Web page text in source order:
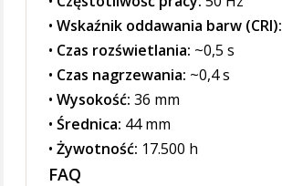
•Wskaźnik oddawania barw (CRI):
• Czas rozświetlania: ~0,5 s
• Czas nagrzewania: ~0,4 s
•Wysokość: 36 mm
•Średnica: 44 mm
•Żywotność: 17.500 h
FAQ